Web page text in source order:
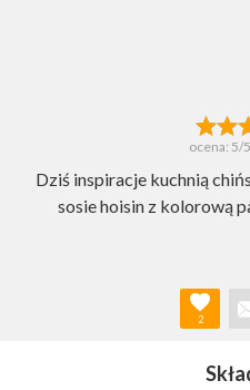
ocena: 5/
Dziś inspiracje kuchnią
sosie hoisin z kolorową
2